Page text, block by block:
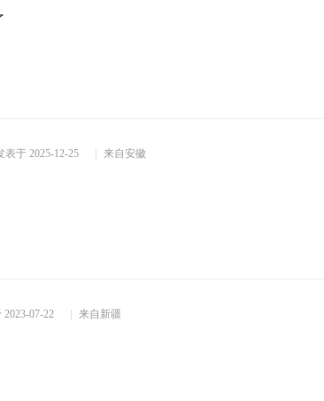
表于 2025-12-25 来自安徽
2023-07-22 来自新疆